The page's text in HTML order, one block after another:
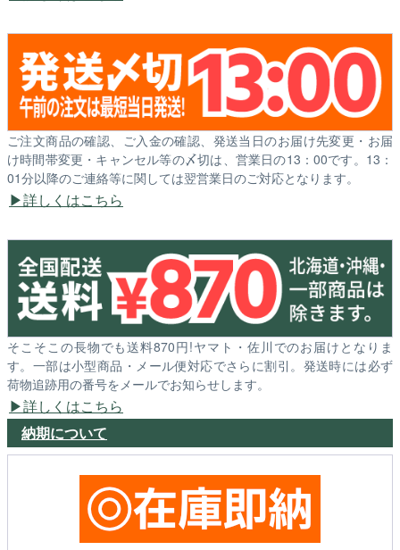
ご注文商品の確認、ご入金の確認、発送当日のお届け先変更・お届
け時間帯変更・キャンセル等の〆切は、営業日の13：00です。13：
01分以降のご連絡等に関しては翌営業日のご対応となります。
詳しくはこちら
そこそこの長物でも送料870円!ヤマト・佐川でのお届けとなりま
す。一部は小型商品・メール便対応でさらに割引。発送時には必ず
荷物追跡用の番号をメールでお知らせします。
詳しくはこちら
納期について